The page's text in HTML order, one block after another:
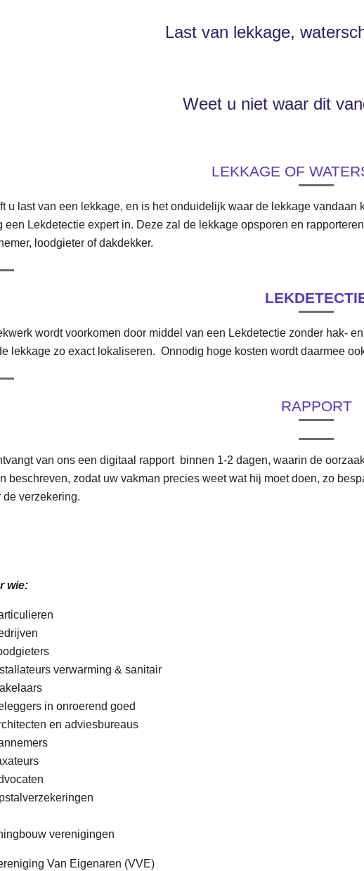
Last van lekkage,
Weet u niet waar dit
LEKKAGE OF
u last van een lekkage, en is het onduidelijk waar de lekkage
een Lekdetectie expert in. Deze zal de lekkage opsporen en
loodgieter of dakdekker.
wordt voorkomen door middel van een Lekdetectie zonder hak-
lekkage zo exact lokaliseren. Onnodig hoge kosten wordt daarmee
RAPPORT
van ons een digitaal rapport binnen 1-2 dagen, waarin de
beschreven, zodat uw vakman precies weet wat hij moet doen, zo
de verzekering.
wie:
verwarming & sanitair
in onroerend goed
en adviesbureaus
verenigingen
Van Eigenaren (VVE)